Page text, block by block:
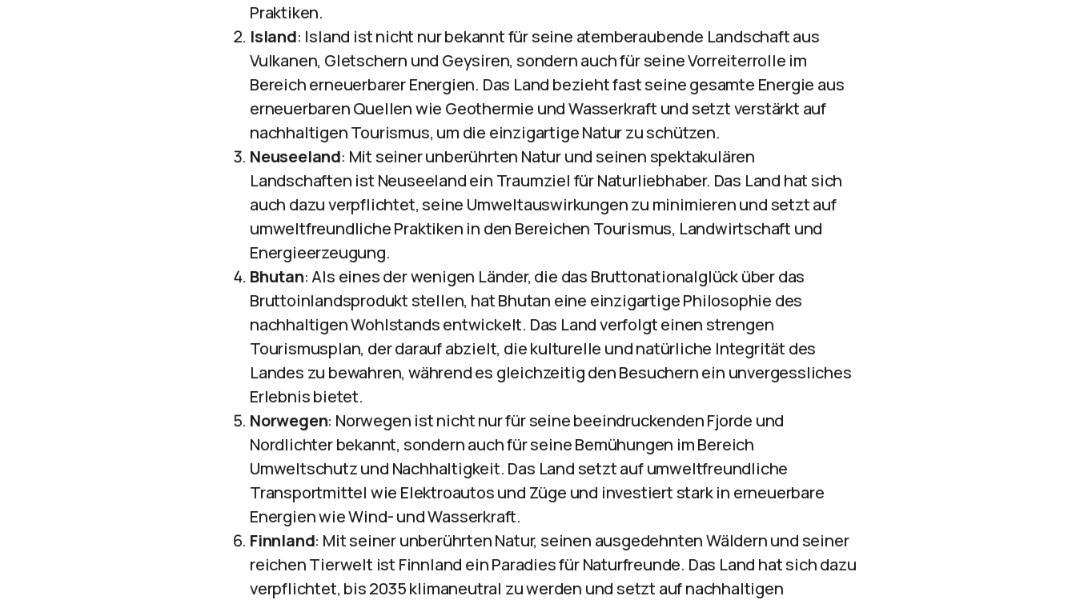
Praktiken.
Island: Island ist nicht nur bekannt für seine atemberaubende Landschaft aus
Vulkanen, Gletschern und Geysiren, sondern auch für seine Vorreiterrolle im
Bereich erneuerbarer Energien. Das Land bezieht fast seine gesamte Energie aus
erneuerbaren Quellen wie Geothermie und Wasserkraft und setzt verstärkt auf
nachhaltigen Tourismus, um die einzigartige Natur zu schützen.
Neuseeland: Mit seiner unberührten Natur und seinen spektakulären
Landschaften ist Neuseeland ein Traumziel für Naturliebhaber. Das Land hat sich
auch dazu verpflichtet, seine Umweltauswirkungen zu minimieren und setzt auf
umweltfreundliche Praktiken in den Bereichen Tourismus, Landwirtschaft und
Energieerzeugung.
Bhutan: Als eines der wenigen Länder, die das Bruttonationalglück über das
Bruttoinlandsprodukt stellen, hat Bhutan eine einzigartige Philosophie des
nachhaltigen Wohlstands entwickelt. Das Land verfolgt einen strengen
Tourismusplan, der darauf abzielt, die kulturelle und natürliche Integrität des
Landes zu bewahren, während es gleichzeitig den Besuchern ein unvergessliches
Erlebnis bietet.
Norwegen: Norwegen ist nicht nur für seine beeindruckenden Fjorde und
Nordlichter bekannt, sondern auch für seine Bemühungen im Bereich
Umweltschutz und Nachhaltigkeit. Das Land setzt auf umweltfreundliche
Transportmittel wie Elektroautos und Züge und investiert stark in erneuerbare
Energien wie Wind- und Wasserkraft.
Finnland: Mit seiner unberührten Natur, seinen ausgedehnten Wäldern und seiner
reichen Tierwelt ist Finnland ein Paradies für Naturfreunde. Das Land hat sich dazu
verpflichtet, bis 2035 klimaneutral zu werden und setzt auf nachhaltigen